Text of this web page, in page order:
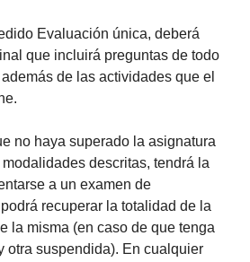
Evaluación única, deberá
que incluirá preguntas de todo
de las actividades que el
no haya superado la asignatura
descritas, tendrá la
a un examen de
recuperar la totalidad de la
la misma (en caso de que tenga
otra suspendida). En cualquier